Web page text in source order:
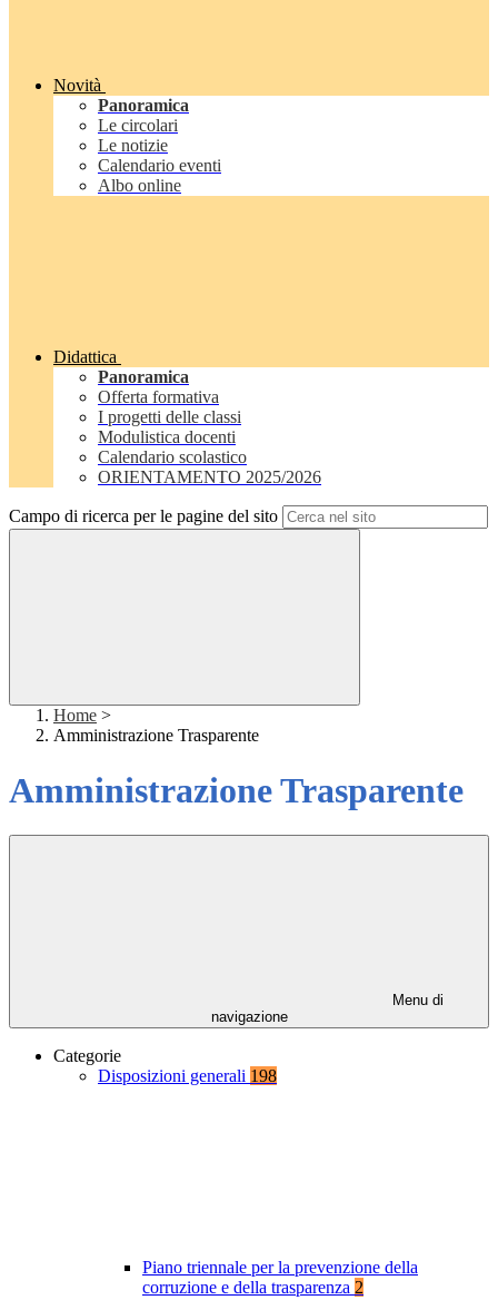
Novità
Panoramica
Le circolari
Le notizie
Calendario eventi
Albo online
Didattica
Panoramica
Offerta formativa
I progetti delle classi
Modulistica docenti
Calendario scolastico
ORIENTAMENTO 2025/2026
Campo di ricerca per le pagine del sito
Home >
Amministrazione Trasparente
Amministrazione Trasparente
Menu di
navigazione
Categorie
Disposizioni generali 198
Piano triennale per la prevenzione della
corruzione e della trasparenza 2